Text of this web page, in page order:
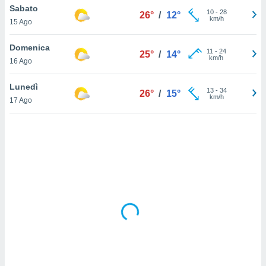
cookie
in
Sabato
15 Ago
26° / 12° 10- 28
km/h
Domenica
16 Ago
25° / 14° 11 - 24
km/h
Lunedì
17 Ago
26° / 15° 13- 34
km/h